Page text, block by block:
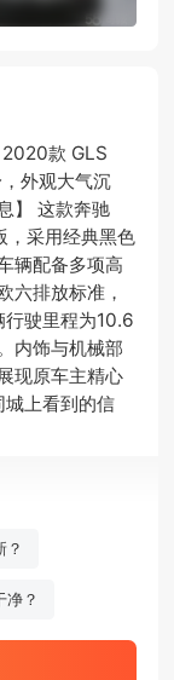
款 GLS
外观大气沉
】 这款奔驰
采用经典黑色
辆配备多项高
六排放标准，
行驶里程为10.6
内饰与机械部
现原车主精心
上看到的信
？
净？